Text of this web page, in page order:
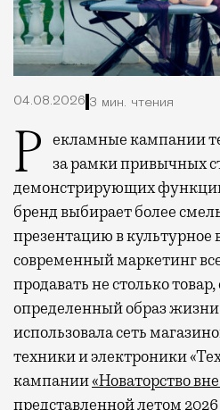
04.08.2026 3 мин. чтения
Рекламные кампании техники редко выходят
за рамки привычных
демонстрирующих
бренд выбирает более
презентацию в культурное
современный маркетинг
продавать не столько
определенный образ
использовала сеть
техники и электроники
кампании«Новаторство
представленной летом 2026